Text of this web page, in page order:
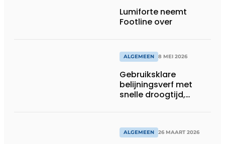
Lumiforte neemt
Footline over
ALGEMEEN 8 MEI 2026
Gebruiksklare
belijningsverf met
snelle droogtijd,
belijningsrobots
ALGEMEEN 26 MAART 2026